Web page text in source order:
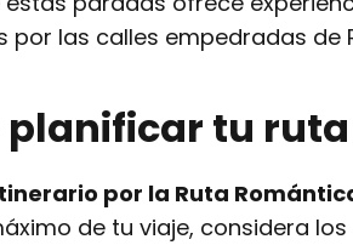
por las calles empedradas de
planificar tu
por la Ruta
de tu viaje, considera